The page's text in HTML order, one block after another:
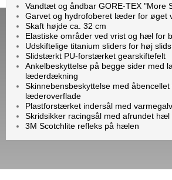
Vandtæt og åndbar GORE-TEX "More
Garvet og hydrofoberet læder for øget
Skaft højde ca. 32 cm
Elastiske områder ved vrist og hæl for
Udskiftelige titanium sliders for høj
Slidstærkt PU-forstærket gearskiftefelt
Ankelbeskyttelse på begge sider med
læderdækning
Skinnebensbeskyttelse med
læderoverflade
Plastforstærket indersål med
Skridsikker racingsål med afrundet hæl
3M Scotchlite refleks på hælen